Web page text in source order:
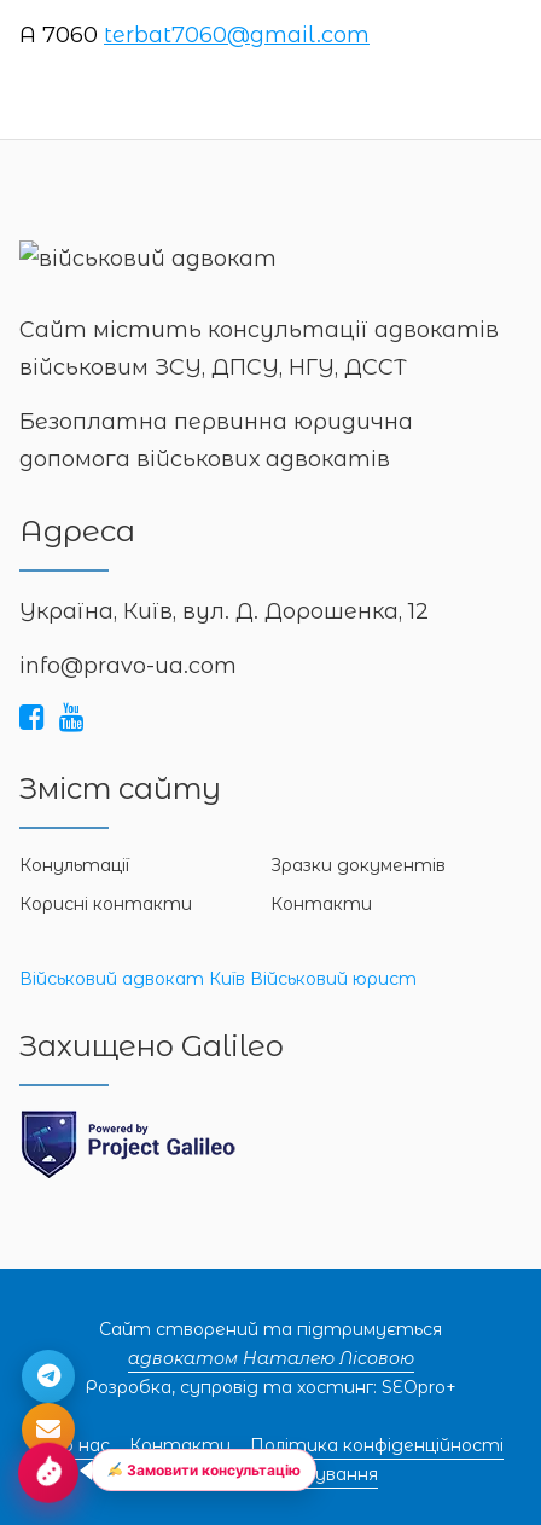
А 7060 terbat7060@gmail.com
Сайт містить консультації адвокатів
військовим ЗСУ, ДПСУ, НГУ, ДССТ
Безоплатна первинна юридична
допомога військових адвокатів
Адреса
Україна, Київ, вул. Д. Дорошенка, 12
info@pravo-ua.com
Зміст сайту
Конультації
Зразки документів
Корисні контакти
Контакти
Військовий адвокат Київ Військовий юрист
Захищено Galileo
Сайт створений та підтримується
адвокатом Наталею Лісовою
Розробка, супровід та хостинг: SEOpro+
Про нас Контакти
Політика конфіденційності
Правила користування
Замовити консультацію